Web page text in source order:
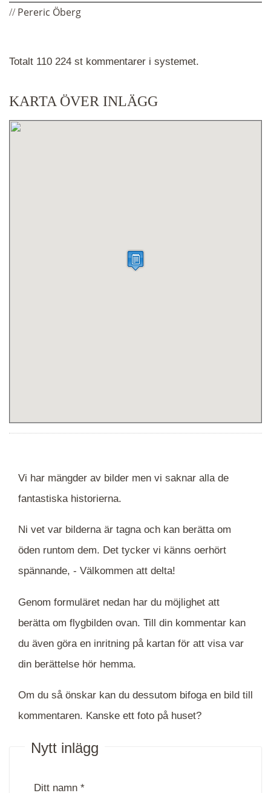
Totalt 110 224 st kommentarer i systemet.
KARTA ÖVER INLÄGG
// Pereric Öberg
Vi har mängder av bilder men vi saknar alla de
fantastiska historierna.
Ni vet var bilderna är tagna och kan berätta om
öden runtom dem. Det tycker vi känns oerhört
spännande, - Välkommen att delta!
Genom formuläret nedan har du möjlighet att
berätta om flygbilden ovan. Till din kommentar kan
du även göra en inritning på kartan för att visa var
din berättelse hör hemma.
Om du så önskar kan du dessutom bifoga en bild till
kommentaren. Kanske ett foto på huset?
Nytt inlägg
Ditt namn *